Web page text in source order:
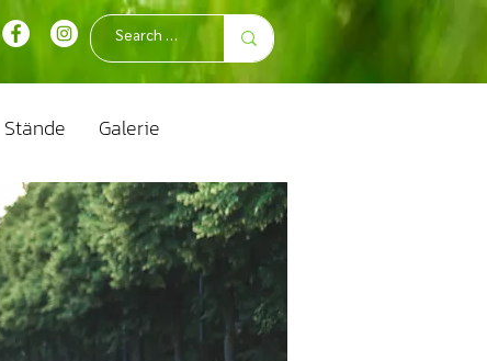
Stände Galerie